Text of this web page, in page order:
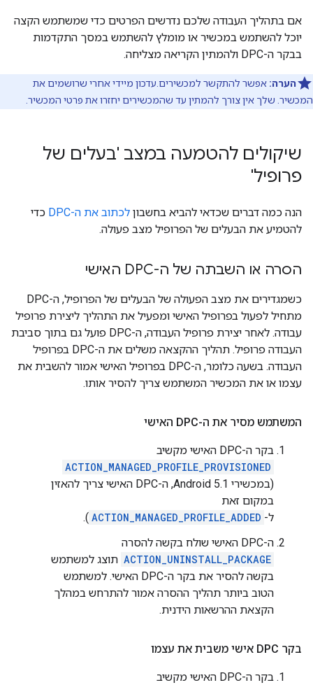
אם בתהליך העבודה שלכם נדרשים הפרטים כדי שמשתמש הקצה
יוכל להשתמש במכשיר או מומלץ להשתמש במסך התקדמות
בבקר ה-DPC ולהמתין הקריאה מצליחה.
הערה: אפשר להתקשר למכשירים.עדכון מיידי אחרי שרושמים את
המכשיר. שלך אין צורך להמתין עד שהמכשירים יחזרו את פרטי המכשיר.
שיקולים להטמעה במצב 'בעלים של
פרופיל'
הנה כמה דברים שכדאי להביא בחשבון לכתוב את ה-DPC
כדי
להטמיע את הבעלים של הפרופיל מצב פעולה.
הסרה או השבתה של ה-DPC האישי
כשמגדירים את מצב הפעולה של הבעלים של הפרופיל, ה-DPC
מתחיל לפעול בפרופיל האישי ומפעיל את התהליך ליצירת פרופיל
עבודה. לאחר יצירת פרופיל העבודה, ה-DPC פועל גם בתוך סביבת
העבודה פרופיל. תהליך ההקצאה משלים את ה-DPC בפרופיל
העבודה. בשעה כלומר, ה-DPC בפרופיל האישי אמור להשבית את
עצמו או את המכשיר המשתמש צריך להסיר אותו.
המשתמש מסיר את ה-DPC האישי
בקר ה-DPC האישי מקשיב
ACTION_MANAGED_PROFILE_PROVISIONED
(במכשירי Android 5.1, ה-DPC האישי צריך להאזין
במקום זאת
ל- ACTION_MANAGED_PROFILE_ADDED
).
ה-DPC האישי שולח בקשה להסרה
ACTION_UNINSTALL_PACKAGE תוצג למשתמש
בקשה להסיר את בקר ה-DPC האישי. למשתמש
הטוב ביותר תהליך ההסרה אמור להתרחש במהלך
הקצאת ההרשאות הידנית.
בקר DPC אישי משבית את עצמו
בקר ה-DPC האישי מקשיב